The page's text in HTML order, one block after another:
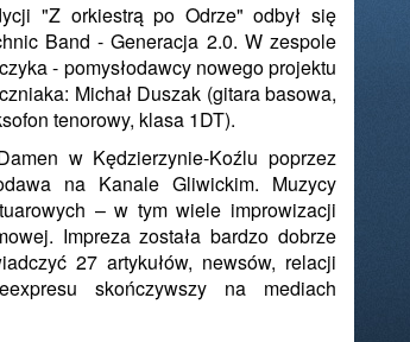
"Z orkiestrą po Odrze" odbył się
Band - Generacja 2.0. W zespole
- pomysłodawcy nowego projektu
Michał Duszak (gitara basowa,
tenorowy, klasa 1DT).
w Kędzierzynie-Koźlu poprzez
na Kanale Gliwickim. Muzycy
– w tym wiele improwizacji
Impreza została bardzo dobrze
27 artykułów, newsów, relacji
skończywszy na mediach